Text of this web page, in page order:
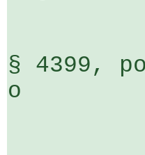
§ 4399,
o